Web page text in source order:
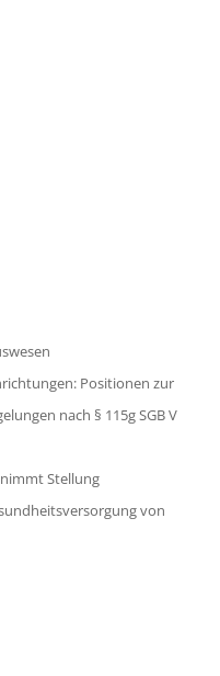
Positionen zur
nach § 115g SGB V
Stellung
von